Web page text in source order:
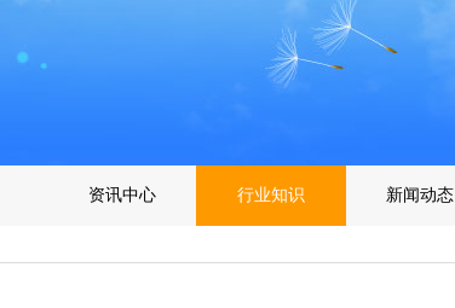
资讯中心 行业知识 新闻动态